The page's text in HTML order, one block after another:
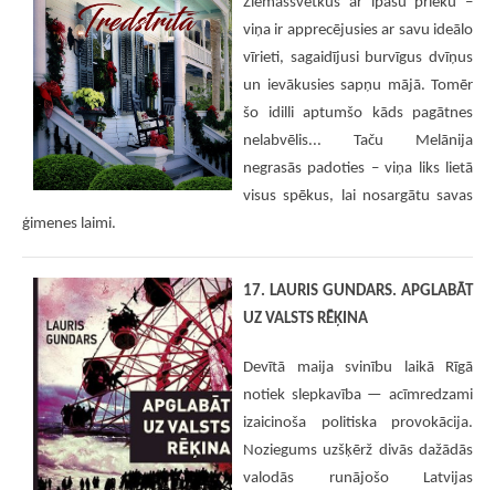
viņa ir apprecējusies ar savu ideālo
vīrieti, sagaidījusi burvīgus dvīņus
un ievākusies sapņu mājā. Tomēr
šo idilli aptumšo kāds pagātnes
nelabvēlis... Taču Melānija
negrasās padoties – viņa liks lietā
visus spēkus, lai nosargātu savas
ģimenes laimi.
17. LAURIS GUNDARS. APGLABĀT
UZ VALSTS RĒĶINA
Devītā maija svinību laikā Rīgā
notiek slepkavība — acīmredzami
izaicinoša politiska provokācija.
Noziegums uzšķērž divās dažādās
valodās runājošo Latvijas